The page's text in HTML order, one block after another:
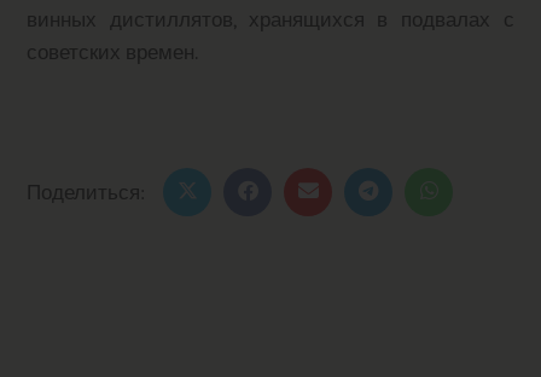
винных дистиллятов, хранящихся в подвалах с
советских времен.
Поделиться: